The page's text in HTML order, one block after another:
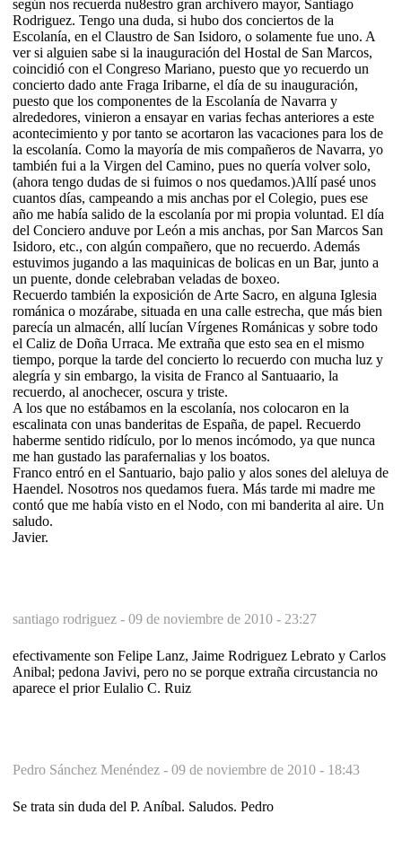
según nos recuerda nu8estro gran archivero mayor, Santiago
Rodriguez. Tengo una duda, si hubo dos conciertos de la
Escolanía, en el Claustro de San Isidoro, o solamente fue uno. A
ver si alguien sabe si la inauguración del Hostal de San Marcos,
coincidió con el Congreso Mariano, puesto que yo recuerdo un
concierto dado ante Fraga Iribarne, el día de su inauguración,
puesto que los componentes de la Escolanía de Navarra y
alrededores, vinieron a ensayar en varias fechas anteriores a este
acontecimiento y por tanto se acortaron las vacaciones para los de
la escolanía. Como la mayoría de mis compañeros de Navarra, yo
también fui a la Virgen del Camino, pues no quería volver solo,
(ahora tengo dudas de si fuimos o nos quedamos.)Allí pasé unos
cuantos días, campeando a mis anchas por el Colegio, pues ese
año me había salido de la escolanía por mi propia voluntad. El día
del Conciero anduve por León a mis anchas, por San Marcos San
Isidoro, etc., con algún compañero, que no recuerdo. Además
estuvimos jugando a las maquinicas de bolicas en un Bar, junto a
un puente, donde celebraban veladas de boxeo.
Recuerdo también la exposición de Arte Sacro, en alguna Iglesia
románica o mozárabe, situada en una calle estrecha, que más bien
parecía un almacén, allí lucían Vírgenes Románicas y sobre todo
el Caliz de Doña Urraca. Me extraña que esto sea en el mismo
tiempo, porque la tarde del concierto lo recuerdo con mucha luz y
alegría y sin embargo, la visita de Franco al Santuaario, la
recuerdo, al anochecer, oscura y triste.
A los que no estábamos en la escolanía, nos colocaron en la
escalinata con unas banderitas de España, de papel. Recuerdo
haberme sentido ridículo, por lo menos incómodo, ya que nunca
me han gustado las parafernalias y los boatos.
Franco entró en el Santuario, bajo palio y alos sones del aleluya de
Haendel. Nosotros nos quedamos fuera. Más tarde mi madre me
contó que me había visto en el Nodo, con mi banderita al aire. Un
saludo.
Javier.
santiago rodriguez - 09 de noviembre de 2010 - 23:27
efectivamente son Felipe Lanz, Jaime Rodriguez Lebrato y Carlos
Anibal; pedona Javivi, pero no se porque extraña circustancia no
aparece el prior Eulalio C. Ruiz
Pedro Sánchez Menéndez - 09 de noviembre de 2010 - 18:43
Se trata sin duda del P. Aníbal. Saludos. Pedro